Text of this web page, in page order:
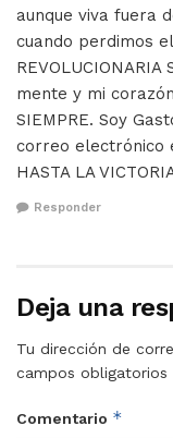
aunque viva fuera
cuando perdimos
mente y mi
SIEMPRE. Soy
correo electrónico
HASTA LA
Responder
Deja una
Tu dirección de
campos obligatorios
Comentario *